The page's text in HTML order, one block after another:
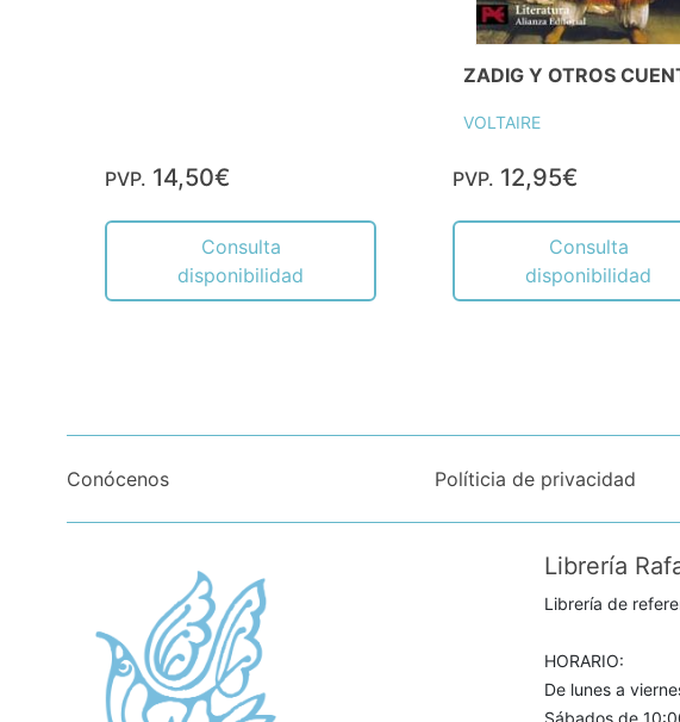
PVP. 14,50€
Consulta
disponibilidad
ZADIG Y OTROS
VOLTAIRE
PVP. 12,95€
Consulta
disponibilidad
Conócenos Políticia de privacidad
Librería
Librería de
HORARIO:
De lunes a
Sábados de